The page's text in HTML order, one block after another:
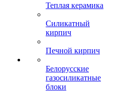
Теплая керамика
Силикатный
кирпич
Печной кирпич
Белорусские
газосиликатные
блоки